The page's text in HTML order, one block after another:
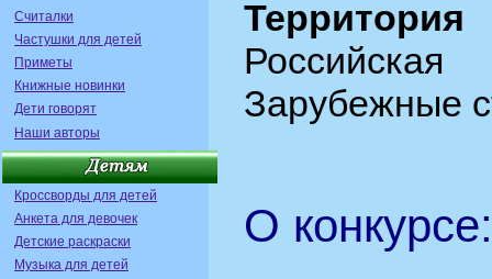
Считалки
Частушки для детей
Приметы
Книжные новинки
Дети говорят
Наши авторы
Кроссворды для детей
Анкета для девочек
Детские раскраски
Музыка для детей
Зарубежные
О конкурсе: